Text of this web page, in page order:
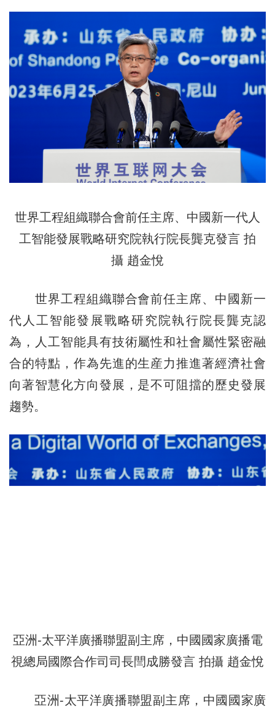
世界工程組織聯合會前任主席、中國新一代人
工智能發展戰略研究院執行院長龔克發言 拍
攝 趙金悅
世界工程組織聯合會前任主席、中國新一
代人工智能發展戰略研究院執行院長龔克認
為，人工智能具有技術屬性和社會屬性緊密融
合的特點，作為先進的生産力推進著經濟社會
向著智慧化方向發展，是不可阻擋的歷史發展
趨勢。
亞洲-太平洋廣播聯盟副主席，中國國家廣播電
視總局國際合作司司長閆成勝發言 拍攝 趙金悅
亞洲-太平洋廣播聯盟副主席，中國國家廣